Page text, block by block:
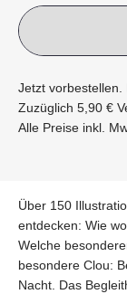
Jetzt vorbestellen.
Zuzüglich 5,90 €
Alle Preise inkl.
Über 150
entdecken: Wie
Welche
besondere Clou:
Nacht. Das